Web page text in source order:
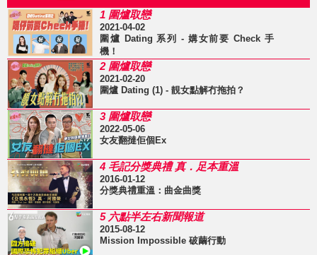
1 圍爐取戀
2021-04-02
圍爐 Dating 系列 - 媾女前要 Check 手
機！
2 圍爐取戀
2021-02-20
圍爐 Dating (1) - 靚女點解冇拖拍？
3 圍爐取戀
2022-05-06
女友翻撻佢個Ex
4 毛記分獎典禮 真．足本重溫
2016-01-12
分獎典禮重溫：曲金曲獎
5 六點半左右新聞報道
2015-08-12
Mission Impossible 破繭行動